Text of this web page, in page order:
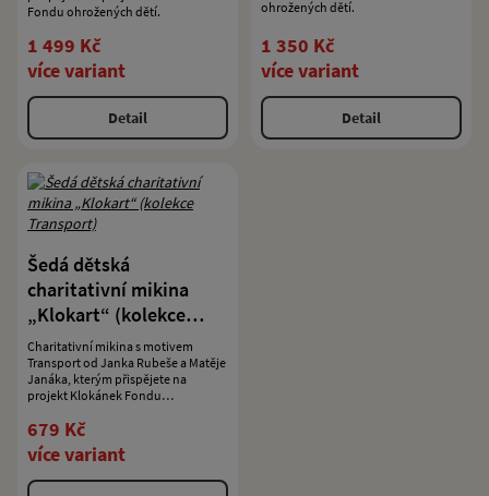
Fondu ohrožených dětí.
1 499 Kč
více variant
Detail
ohrožených dětí.
1 350 Kč
více variant
Detail
Šedá dětská
charitativní mikina
„Klokart“ (kolekce
Transport)
Charitativní mikina s motivem
Transport od Janka Rubeše a Matěje
Janáka, kterým přispějete na
projekt Klokánek Fondu
679 Kč
více variant